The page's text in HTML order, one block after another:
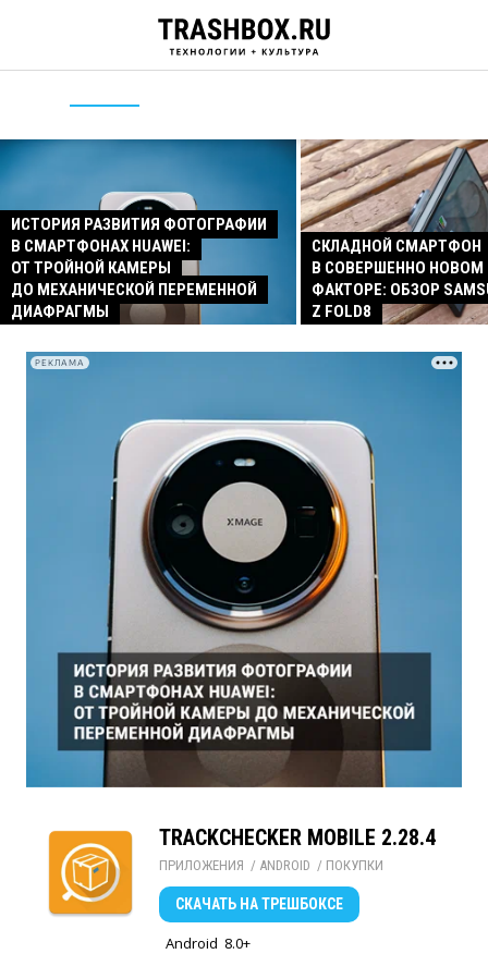
ИСТОРИЯ РАЗВИТИЯ ФОТОГРАФИИ
В СМАРТФОНАХ HUAWEI:
ОТ ТРОЙНОЙ КАМЕРЫ
ДО МЕХАНИЧЕСКОЙ ПЕРЕМЕННОЙ
ДИАФРАГМЫ
СКЛАДНОЙ СМАРТФОН
В СОВЕРШЕННО
ФАКТОРЕ: ОБЗОР
Z FOLD8
РЕКЛАМА
TRACKCHECKER MOBILE 2.28.4
ПРИЛОЖЕНИЯ / ANDROID / ПОКУПКИ
СКАЧАТЬ НА ТРЕШБОКСЕ
Android 8.0+